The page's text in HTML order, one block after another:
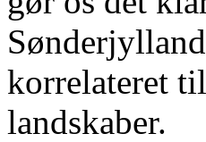
korrelateret
landskaber.